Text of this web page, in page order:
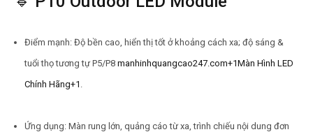
Điểm mạnh: Độ bền cao, hiển thị tốt ở khoảng cách xa; độ sáng &
tuổi thọ tương tự P5/P8 manhinhquangcao247.com+1Màn Hình LED
Chính Hãng+1
Ứng dụng: Màn rung lớn, quảng cáo từ xa, trình chiếu nội dung đơn